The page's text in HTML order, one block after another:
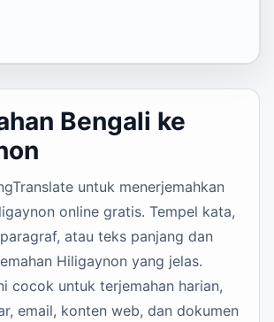
Bengali ke
untuk menerjemahkan
online gratis. Tempel kata,
atau teks panjang dan
Hiligaynon yang jelas.
cocok untuk terjemahan harian,
email, konten web, dan dokumen